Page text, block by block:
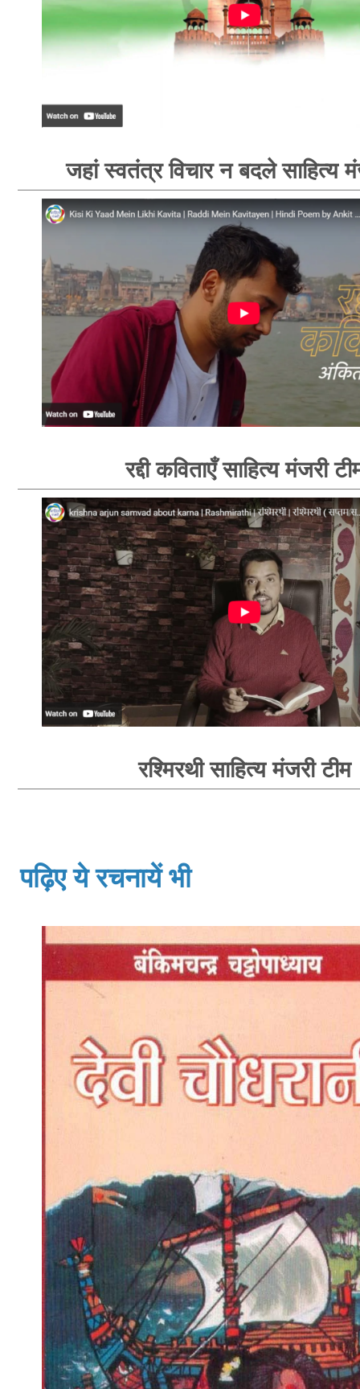
जहां स्वतंत्र विचार न बदले साहित्य
रद्दी कविताएँ साहित्य मंजरी
रश्मिरथी साहित्य मंजरी टीम
पढ़िए ये रचनायें भी